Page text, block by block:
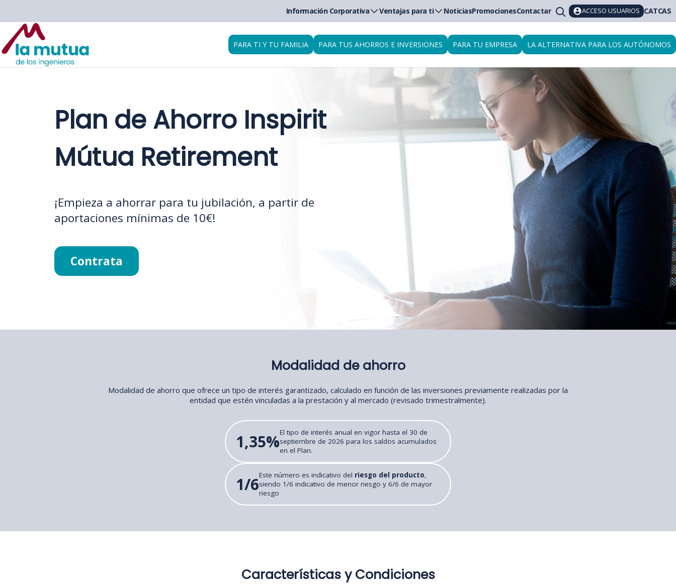
Información Corporativa Ventajas para ti NoticiasPromocionesContactar ACCESO USUARIOS CATCAS
PARA TI Y TU FAMILIA PARA TUS AHORROS E INVERSIONES PARA TU EMPRESA LA ALTERNATIVA PARA LOS AUTÓNOMOS
Plan de Ahorro Inspirit
Mútua Retirement
¡Empieza a ahorrar para tu jubilación, a partir de
aportaciones mínimas de 10€!
Contrata
Modalidad de ahorro
Modalidad de ahorro que ofrece un tipo de interés garantizado, calculado en función de las inversiones previamente realizadas por la
entidad que estén vinculadas a la prestación y al mercado (revisado trimestralmente).
1,35%El tipo de interés anual en vigor hasta el 30 de
septiembre de 2026 para los saldos acumulados
en el Plan.
1/6Este número es indicativo del riesgo del producto,
siendo 1/6 indicativo de menor riesgo y 6/6 de mayor
riesgo
Características y Condiciones